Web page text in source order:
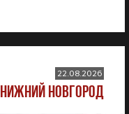
22.08.2026
НИЖНИЙ НОВГОРОД